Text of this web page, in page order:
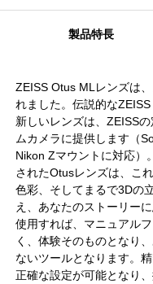
製品特長
ZEISS Otus MLレンズは
れました。伝説的な
新しいレンズは、ZEISS
ムカメラに提供します（
Nikon Zマウントに対応）
されたOtusレンズは、こ
色彩、そしてまるで3Dの
え、あなたのストーリー
使用すれば、マニュアル
く、体験そのものとなり
ないツールとなります。
正確な設定が可能となり